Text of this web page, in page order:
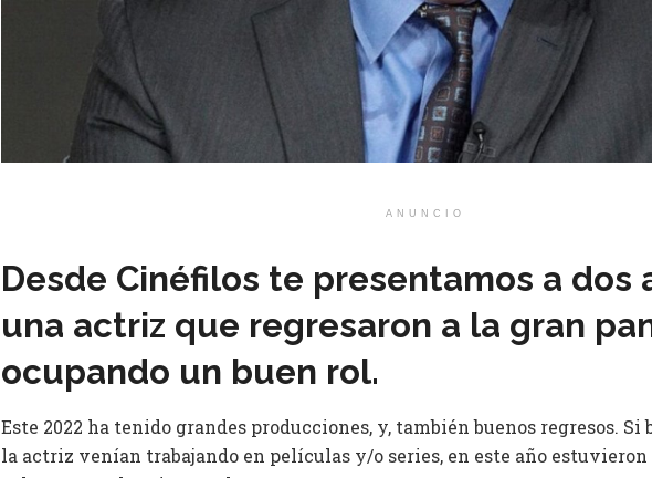
ANUNCIO
Desde Cinéfilos te presentamos a dos
una actriz que regresaron a la gran
ocupando un buen rol.
Este 2022 ha tenido grandes producciones, y, también buenos regresos. Si
la actriz venían trabajando en películas y/o series, en este año estuvieron